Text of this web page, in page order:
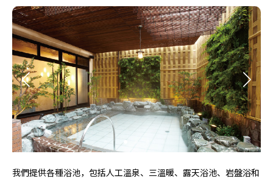
我們提供各種浴池，包括人工溫泉、三溫暖、露天浴池、岩盤浴和